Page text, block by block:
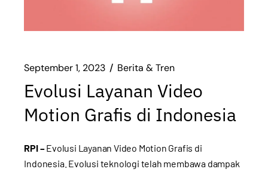
September 1, 2023 Berita & Tren
Evolusi Layanan Video
Motion Grafis di Indonesia
RPI –Evolusi Layanan Video Motion Grafis di
Indonesia. Evolusi teknologi telah membawa dampak